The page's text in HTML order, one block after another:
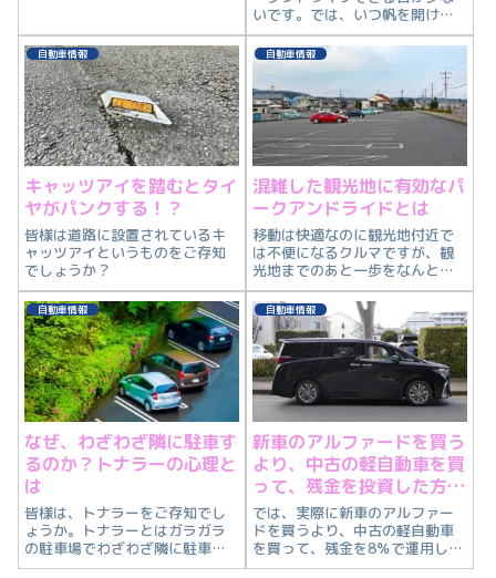
いです。では、いつ帆を開けて
快適なオープンドライブが楽し
めるのか紹介します。
自動車情報
キャッツアイを踏むとタイ
ヤがパンクする！？
皆様は道路に設置されているキ
ャッツアイというものをご存知
でしょうか？
自動車情報
混雑した観光地に有効なパ
ークアンドライドとは
移動は快適なのに観光地付近で
は不便になるクルマですが、観
光地までのあと一歩をなんとか
したいと思っている方もたくさ
んいるはずです。なので今回
は、パークアンドライドを紹介
します。
自動車情報
なぜ、わざわざ隣に駐車す
るのか？トナラーの心理と
は
皆様は、トナラーをご存知でし
ょうか。トナラーとはガラガラ
の駐車場でわざわざ隣に駐車す
る人です。
自動車情報
新車のアルファードを買う
より、中古の軽自動車を買
って、残金を投資した方が
シアワセなのか？
では、実際に新車のアルファー
ドを買うより、中古の軽自動車
を買って、残金を8％で運用し
て、そのお金で旅行とか行った